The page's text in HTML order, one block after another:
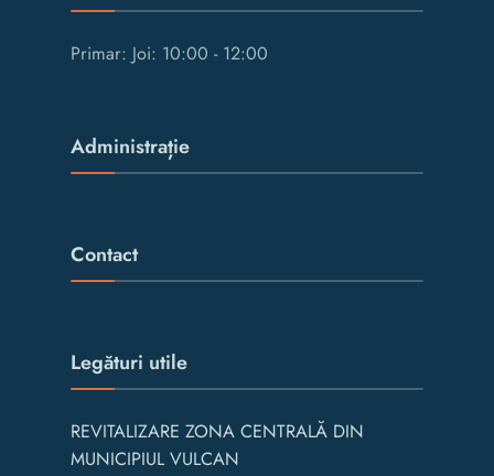
Primar: Joi: 10:00 - 12:00
Administrație
Contact
Legături utile
REVITALIZARE ZONA CENTRALĂ DIN
MUNICIPIUL VULCAN